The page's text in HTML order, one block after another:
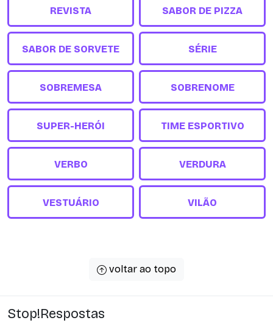
REVISTA SABOR DE PIZZA
SABOR DE SORVETE SÉRIE
SOBREMESA SOBRENOME
SUPER-HERÓI TIME ESPORTIVO
VERBO VERDURA
VESTUÁRIO VILÃO
voltar ao topo
Stop!Respostas